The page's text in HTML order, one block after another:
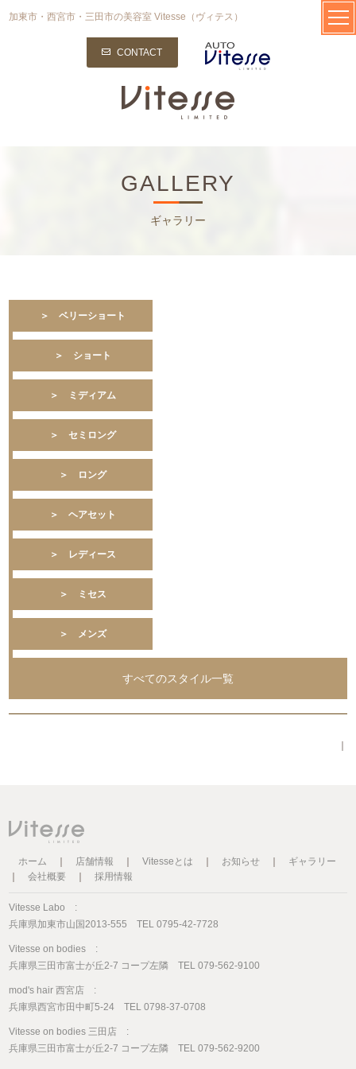
加東市・西宮市・三田市の美容室 Vitesse（ヴィテス）
CONTACT
GALLERY
ギャラリー
＞ ベリーショート
＞ ショート
＞ ミディアム
＞ セミロング
＞ ロング
＞ ヘアセット
＞ レディース
＞ ミセス
＞ メンズ
すべてのスタイル一覧
ホーム 店舗情報 Vitesseとは お知らせ
ギャラリー
会社概要 採用情報
Vitesse Labo :
兵庫県加東市山国2013-555 TEL 0795-42-7728
Vitesse on bodies :
兵庫県三田市富士が丘2-7 コープ左隣 TEL 079-562-9100
mod's hair 西宮店 :
兵庫県西宮市田中町5-24 TEL 0798-37-0708
Vitesse on bodies 三田店 :
兵庫県三田市富士が丘2-7 コープ左隣 TEL 079-562-9200